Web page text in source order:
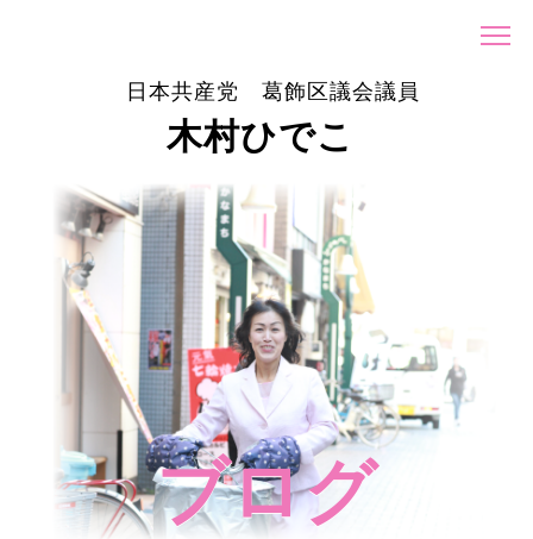
日本共産党 葛飾区議会議員
木村ひでこ
ブログ